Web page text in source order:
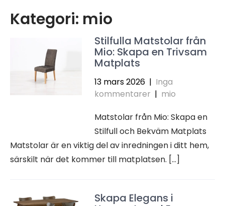
Kategori: mio
Stilfulla Matstolar från
Mio: Skapa en Trivsam
Matplats
13 mars 2026 | Inga
kommentarer | mio
Matstolar från Mio: Skapa en
Stilfull och Bekväm Matplats
Matstolar är en viktig del av inredningen i ditt hem,
särskilt när det kommer till matplatsen. […]
Skapa Elegans i